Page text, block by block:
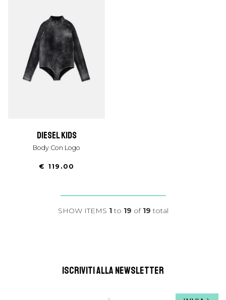
diesel kids
Body Con Logo
€ 119.00
SHOW ITEMS 1to 19 of 19 total
ISCRIVITI ALLA NEWSLETTER